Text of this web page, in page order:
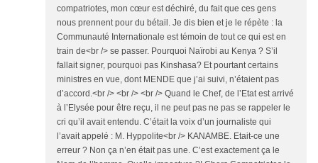
compatriotes, mon cœur est déchiré, du fait que ces gens
nous prennent pour du bétail. Je dis bien et je le répète : la
Communauté Internationale est témoin de tout ce qui est en
train de<br /> se passer. Pourquoi Naïrobi au Kenya ? S’il
fallait signer, pourquoi pas Kinshasa? Et pourtant certains
ministres en vue, dont MENDE que j’ai suivi, n’étaient pas
d’accord.<br /> <br /> <br /> Quand le Chef, de l’Etat est arrivé
à l’Elysée pour être reçu, il ne peut pas ne pas se rappeler le
cri qu’il avait entendu. C’était la voix d’un journaliste qui
l’avait appelé : M. Hyppolite<br /> KANAMBE. Etait-ce une
erreur ? Non ça n’en était pas une. C’est exactement ça le